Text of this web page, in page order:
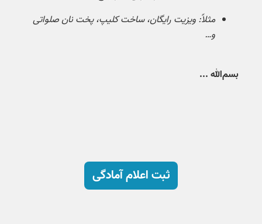
مثلاً: ویزیت رایگان، ساخت کلیپ، پخت نان صلواتی
و…
بسم‌الله ...
ثبت اعلام آمادگی